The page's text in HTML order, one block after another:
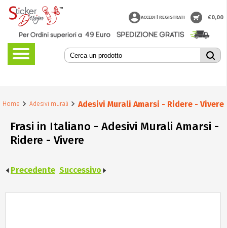
Home Adesivi murali Adesivi Murali Amarsi - Ridere - Vivere
Frasi in Italiano - Adesivi Murali Amarsi -
Ridere - Vivere
Precedente Successivo
ACCEDI | REGISTRATI €0,00